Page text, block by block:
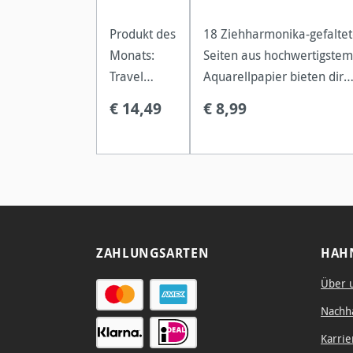
Produkt des
Monats:
Travel
jetzt im
Stift-Set!
€ 14,49
18 Ziehharmonika-
Seiten aus hochwertigstem
Aquarellpapier bieten dir
Gestaltungsmöglichkeiten.
Instagram-L
€ 8,99
ZAHLUNGSARTEN
Über